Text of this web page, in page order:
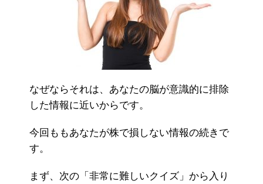
なぜならそれは、あなたの脳が意識的に排除
した情報に近いからです。
今回ももあなたが株で損しない情報の続きで
す。
まず、次の「非常に難しいクイズ」から入り